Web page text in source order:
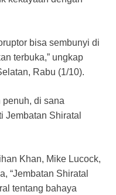
bisa sembunyi di
terbuka,” ungkap
Rabu (1/10).
di sana
Jembatan Shiratal
Khan, Mike Lucock,
“Jembatan Shiratal
tentang bahaya